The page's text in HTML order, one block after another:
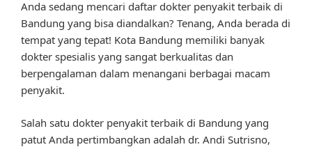
Anda sedang mencari daftar dokter penyakit terbaik di
Bandung yang bisa diandalkan? Tenang, Anda berada di
tempat yang tepat! Kota Bandung memiliki banyak
dokter spesialis yang sangat berkualitas dan
berpengalaman dalam menangani berbagai macam
penyakit.
Salah satu dokter penyakit terbaik di Bandung yang
patut Anda pertimbangkan adalah dr. Andi Sutrisno,